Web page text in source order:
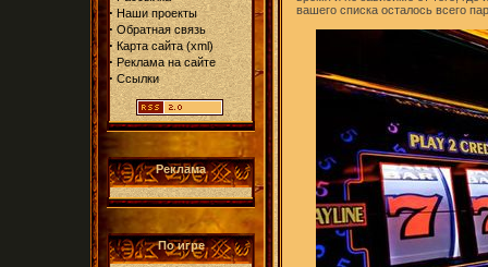
· Наши проекты
· Обратная связь
· Карта сайта(xml)
· Реклама на сайте
· Ссылки
Реклама
По игре
вашего списка осталось всего